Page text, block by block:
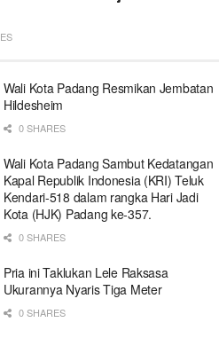
Wali Kota Padang Resmikan Jembatan
Hildesheim
0 SHARES
Wali Kota Padang Sambut Kedatangan
Kapal Republik Indonesia (KRI) Teluk
Kendari-518 dalam rangka Hari Jadi
Kota (HJK) Padang ke-357.
0 SHARES
Pria ini Taklukan Lele Raksasa
Ukurannya Nyaris Tiga Meter
0 SHARES